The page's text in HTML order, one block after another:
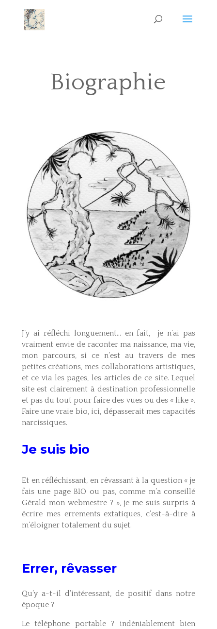
Biographie
J’y ai réfléchi longuement… en fait, je n’ai pas
vraiment envie de raconter ma naissance, ma vie,
mon parcours, si ce n’est au travers de mes
petites créations, mes collaborations artistiques,
et ce via les pages, les articles de ce site. Lequel
site est clairement à destination professionnelle
et pas du tout pour faire des vues ou des « like ».
Faire une vraie bio, ici, dépasserait mes capacités
narcissiques.
Je suis bio
Et en réfléchissant, en rêvassant à la question « je
fais une page BIO ou pas, comme m’a conseillé
Gérald mon webmestre ? », je me suis surpris à
écrire mes errements extatiques, c’est-à-dire à
m’éloigner totalement du sujet.
Errer, rêvasser
Qu’y a-t-il d’intéressant, de positif dans notre
époque ?
Le téléphone portable ? indéniablement bien